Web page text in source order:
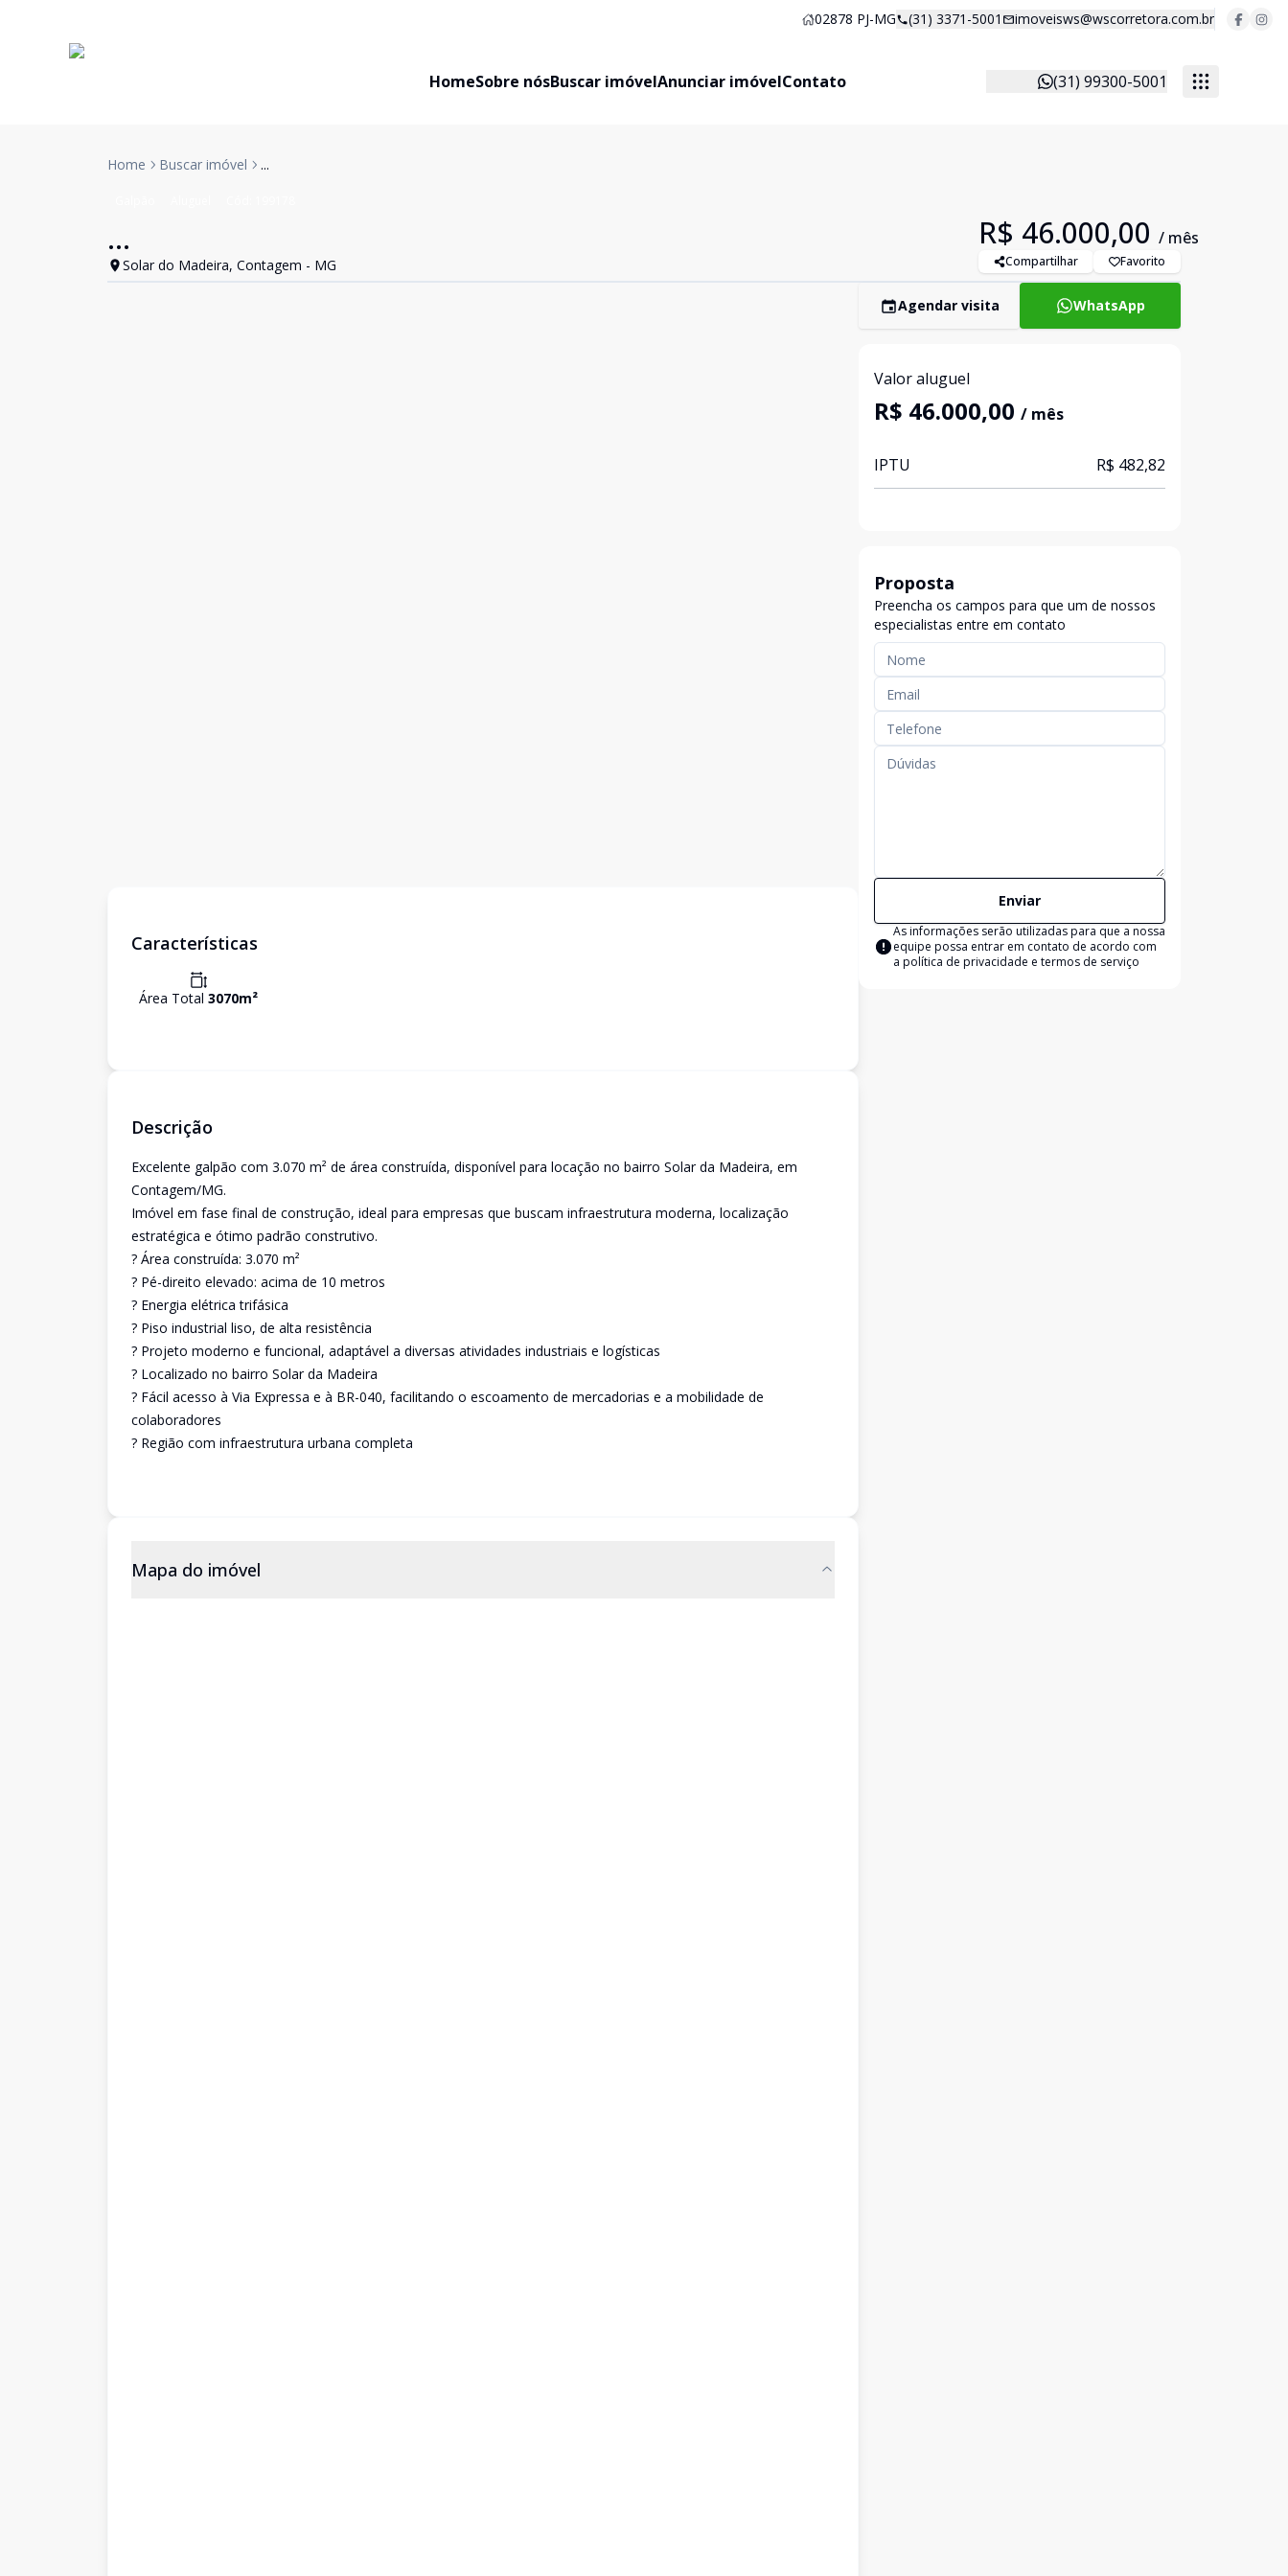
02878 PJ-MG (31) 3371-5001 imoveisws@wscorretora.com.br
HomeSobre nósBuscar imóvelAnunciar imóvelContato (31) 99300-5001
Home Buscar imóvel ...
...
Solar do Madeira, Contagem - MG
R$ 46.000,00 / mês
Compartilhar Favorito
Características
Área Total 3070m²
Descrição
Excelente galpão com 3.070 m² de área construída, disponível para locação no bairro Solar da Madeira, em
Contagem/MG.
Imóvel em fase final de construção, ideal para empresas que buscam infraestrutura moderna, localização
estratégica e ótimo padrão construtivo.
? Área construída: 3.070 m²
? Pé-direito elevado: acima de 10 metros
? Energia elétrica trifásica
? Piso industrial liso, de alta resistência
? Projeto moderno e funcional, adaptável a diversas atividades industriais e logísticas
? Localizado no bairro Solar da Madeira
? Fácil acesso à Via Expressa e à BR-040, facilitando o escoamento de mercadorias e a mobilidade de
colaboradores
? Região com infraestrutura urbana completa
Mapa do imóvel
Agendar visita WhatsApp
Valor aluguel
R$ 46.000,00 / mês
IPTU R$ 482,82
Proposta
Preencha os campos para que um de nossos
especialistas entre em contato
Enviar
As informações serão utilizadas para que a nossa
equipe possa entrar em contato de acordo com
a política de privacidade e termos de serviço